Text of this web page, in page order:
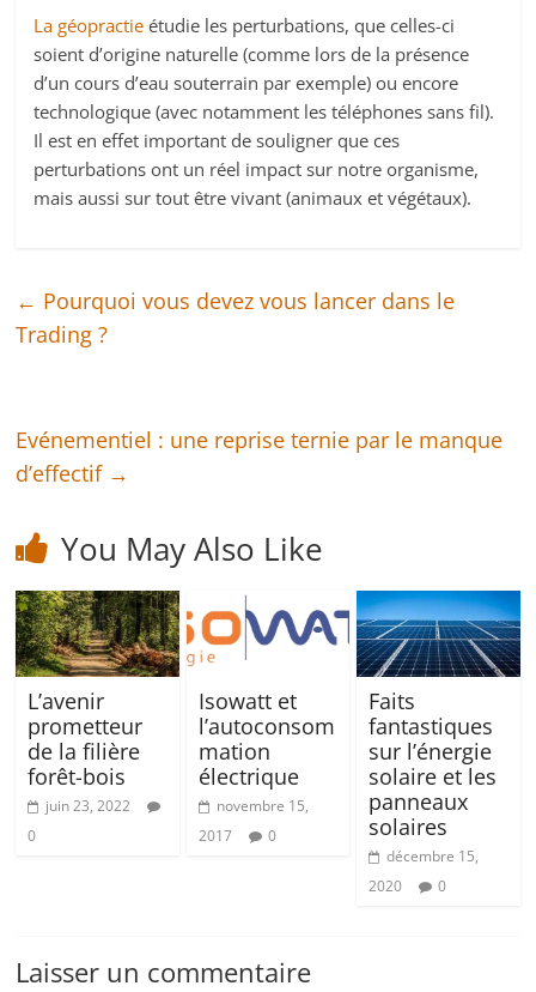
La géopractie étudie les perturbations, que celles-ci
soient d’origine naturelle (comme lors de la présence
d’un cours d’eau souterrain par exemple) ou encore
technologique (avec notamment les téléphones sans fil).
Il est en effet important de souligner que ces
perturbations ont un réel impact sur notre organisme,
mais aussi sur tout être vivant (animaux et végétaux).
← Pourquoi vous devez vous lancer dans le
Trading ?
Evénementiel : une reprise ternie par le manque
d’effectif →
You May Also Like
L’avenir
prometteur
de la filière
forêt-bois
juin 23, 2022
0
Isowatt et
l’autoconsom
mation
électrique
novembre 15,
2017
0
Faits
fantastiques
sur l’énergie
solaire et les
panneaux
solaires
décembre 15,
2020
0
Laisser un commentaire